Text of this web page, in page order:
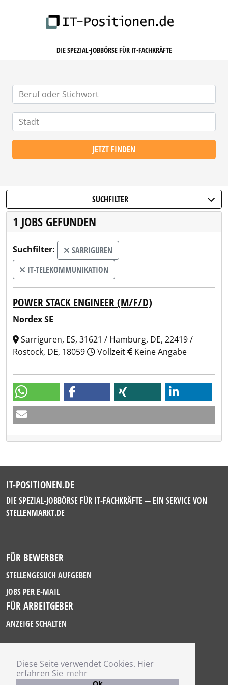
Diese Seite verwendet Cookies. Hier
erfahren Sie mehr
DIE SPEZIAL-JOBBÖRSE FÜR IT-FACHKRÄFTE
JETZT FINDEN
SUCHFILTER
1 JOBS GEFUNDEN
Suchfilter:
SARRIGUREN
IT-TELEKOMMUNIKATION
POWER STACK ENGINEER (M/F/D)
Nordex SE
Sarriguren, ES, 31621 / Hamburg, DE, 22419 /
Rostock, DE, 18059
Vollzeit Keine Angabe
IT-POSITIONEN.DE
DIE SPEZIAL-JOBBÖRSE FÜR IT-FACHKRÄFTE — EIN SERVICE VON
STELLENMARKT.DE
FÜR BEWERBER
STELLENGESUCH AUFGEBEN
JOBS PER E-MAIL
FÜR ARBEITGEBER
ANZEIGE SCHALTEN
IMPRESSUM
DATENSCHUTZ